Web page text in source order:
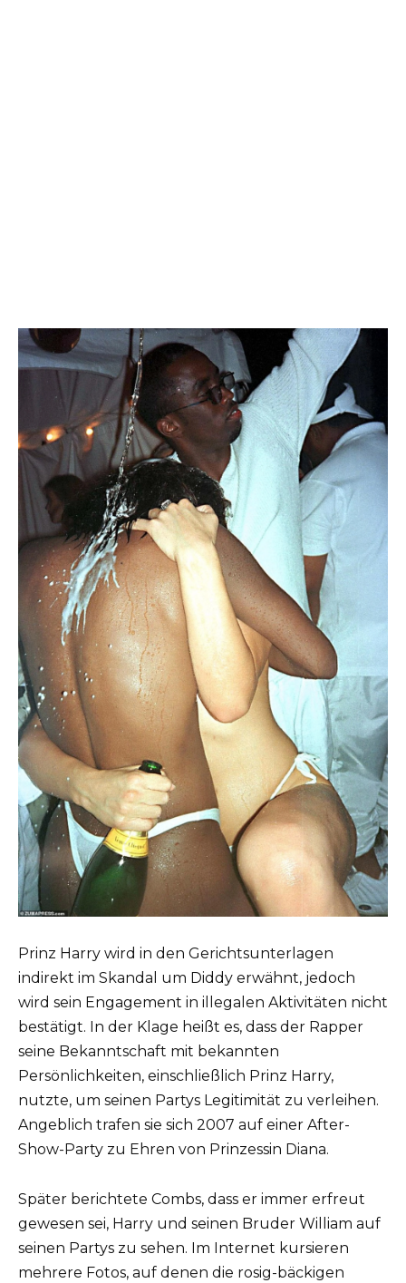
Prinz Harry wird in den Gerichtsunterlagen
indirekt im Skandal um Diddy erwähnt, jedoch
wird sein Engagement in illegalen Aktivitäten nicht
bestätigt. In der Klage heißt es, dass der Rapper
seine Bekanntschaft mit bekannten
Persönlichkeiten, einschließlich Prinz Harry,
nutzte, um seinen Partys Legitimität zu verleihen.
Angeblich trafen sie sich 2007 auf einer After-
Show-Party zu Ehren von Prinzessin Diana.
Später berichtete Combs, dass er immer erfreut
gewesen sei, Harry und seinen Bruder William auf
seinen Partys zu sehen. Im Internet kursieren
mehrere Fotos, auf denen die rosig-bäckigen